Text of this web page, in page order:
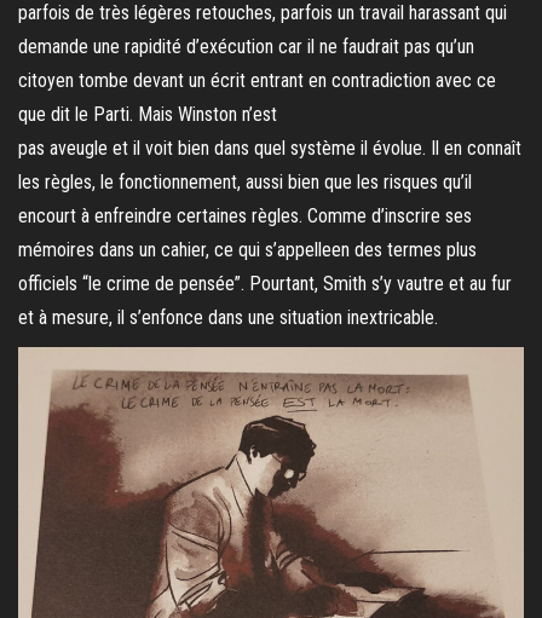
parfois de très légères retouches, parfois un travail harassant qui
demande une rapidité d’exécution car il ne faudrait pas qu’un
citoyen tombe devant un écrit entrant en contradiction avec ce
que dit le Parti. Mais Winston n’est
pas aveugle et il voit bien dans quel système il évolue. Il en connaît
les règles, le fonctionnement, aussi bien que les risques qu’il
encourt à enfreindre certaines règles. Comme d’inscrire ses
mémoires dans un cahier, ce qui s’appelleen des termes plus
officiels “le crime de pensée”. Pourtant, Smith s’y vautre et au fur
et à mesure, il s’enfonce dans une situation inextricable.